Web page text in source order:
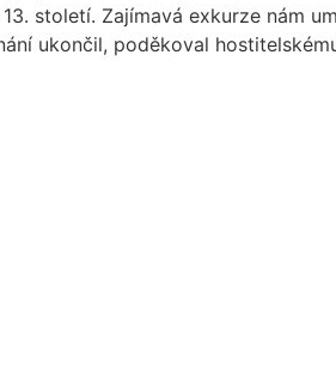
století. Zajímavá exkurze nám
ukončil, poděkoval